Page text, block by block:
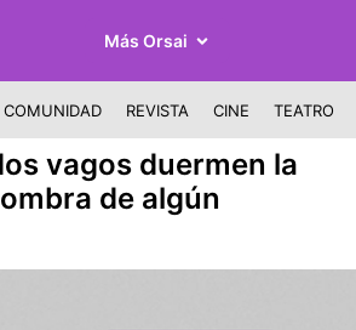
Más Orsai
COMUNIDAD REVISTA CINE TEATRO
vagos duermen la
de algún